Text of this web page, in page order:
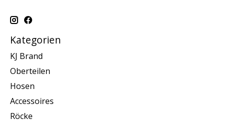
Kategorien
KJ Brand
Oberteilen
Hosen
Accessoires
Röcke